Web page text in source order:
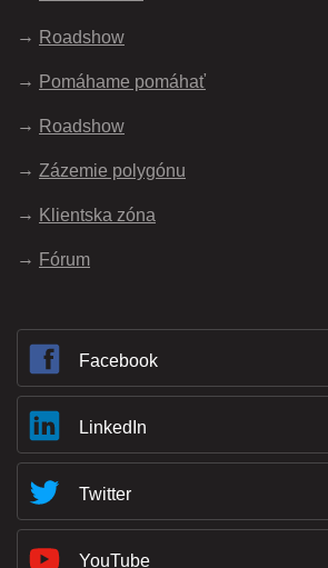
Roadshow
Pomáhame pomáhať
Roadshow
Zázemie polygónu
Klientska zóna
Fórum
Facebook
LinkedIn
Twitter
YouTube